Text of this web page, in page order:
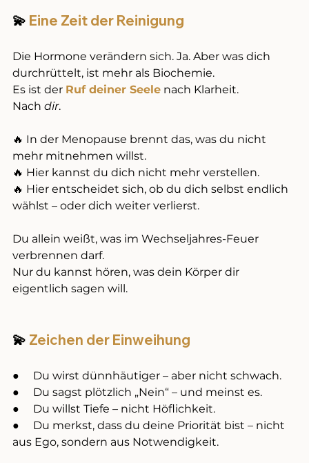
💫 Eine Zeit der Reinigung
Die Hormone verändern sich. Ja. Aber was dich
durchrüttelt, ist mehr als Biochemie.
Es ist der Ruf deiner Seele nach Klarheit.
Nach dir.
🔥 In der Menopause brennt das, was du nicht
mehr mitnehmen willst.
🔥 Hier kannst du dich nicht mehr verstellen.
🔥 Hier entscheidet sich, ob du dich selbst endlich
wählst – oder dich weiter verlierst.
Du allein weißt, was im Wechseljahres-Feuer
verbrennen darf.
Nur du kannst hören, was dein Körper dir
eigentlich sagen will.
💫 Zeichen der Einweihung
●     Du wirst dünnhäutiger – aber nicht schwach.
●     Du sagst plötzlich „Nein“ – und meinst es.
●     Du willst Tiefe – nicht Höflichkeit.
●     Du merkst, dass du deine Priorität bist – nicht
aus Ego, sondern aus Notwendigkeit.